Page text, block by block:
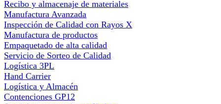
Recibo y almacenaje de materiales
Manufactura Avanzada
Inspección de Calidad con Rayos X
Manufactura de productos
Empaquetado de alta calidad
Servicio de Sorteo de Calidad
Logística 3PL
Hand Carrier
Logística y Almacén
Contenciones GP12